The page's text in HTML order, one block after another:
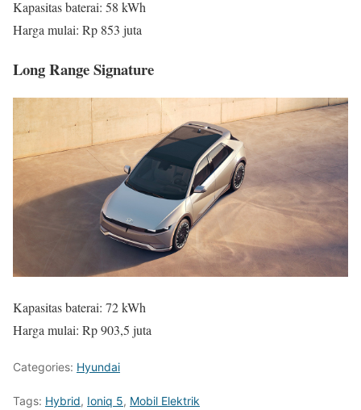
Kapasitas baterai: 58 kWh
Harga mulai: Rp 853 juta
Long Range Signature
Kapasitas baterai: 72 kWh
Harga mulai: Rp 903,5 juta
Categories: Hyundai
Tags: Hybrid, Ioniq 5, Mobil Elektrik